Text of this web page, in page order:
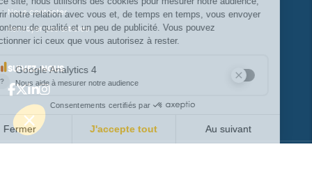
Nous contacter
Renvoyer des articles
SUIVEZ-NOUS